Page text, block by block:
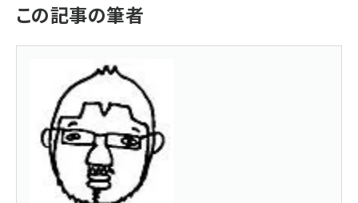
この記事の筆者